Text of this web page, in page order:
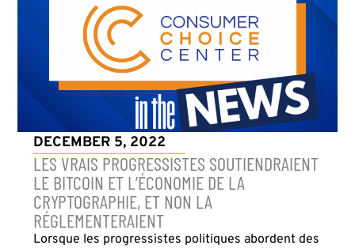
DECEMBER 5, 2022
LES VRAIS PROGRESSISTES SOUTIENDRAIENT
LE BITCOIN ET L’ÉCONOMIE DE LA
CRYPTOGRAPHIE, ET NON LA
RÉGLEMENTERAIENT
Lorsque les progressistes politiques abordent des